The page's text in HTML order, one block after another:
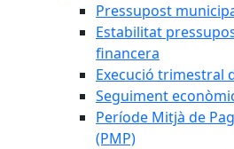
Pressupost
Estabilitat
financera
Execució trimestral
Seguiment
Període Mitjà de
(PMP)